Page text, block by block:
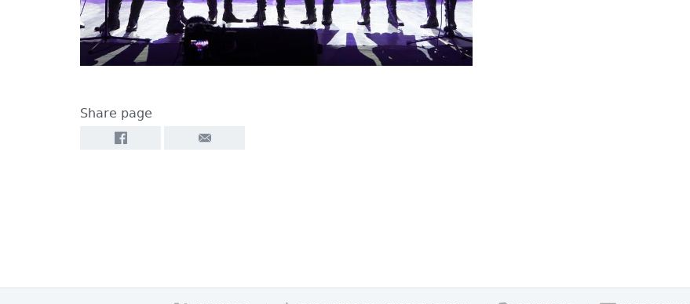
Share page